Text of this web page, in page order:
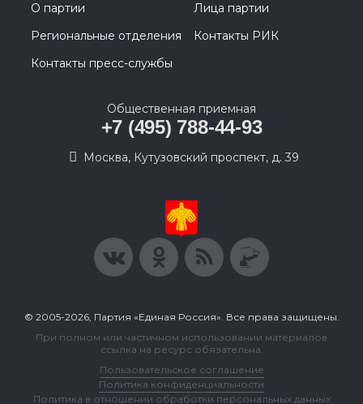
О партии
Лица партии
Региональные отделения
Контакты РИК
Контакты пресс-службы
Общественная приемная
+7 (495) 788-44-93
Москва, Кутузовский проспект, д. 39
© 2005-2026, Партия «Единая Россия». Все права защищены.
При полном или частичном использовании материалов
ссылка на ресурс обязательна.
Пользовательское соглашение
Политика конфиденциальности
Политика в отношении обработки персональных данных